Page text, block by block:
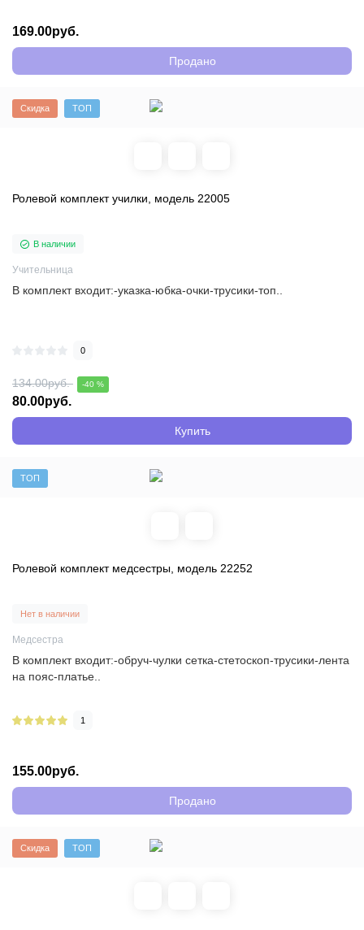
169.00руб.
Продано
Скидка ТОП
Ролевой комплект училки, модель 22005
В наличии
Учительница
В комплект входит:-указка-юбка-очки-трусики-топ..
0
134.00руб. -40 %
80.00руб.
Купить
ТОП
Ролевой комплект медсестры, модель 22252
Нет в наличии
Медсестра
В комплект входит:-обруч-чулки сетка-стетоскоп-трусики-лента
на пояс-платье..
1
155.00руб.
Продано
Скидка ТОП